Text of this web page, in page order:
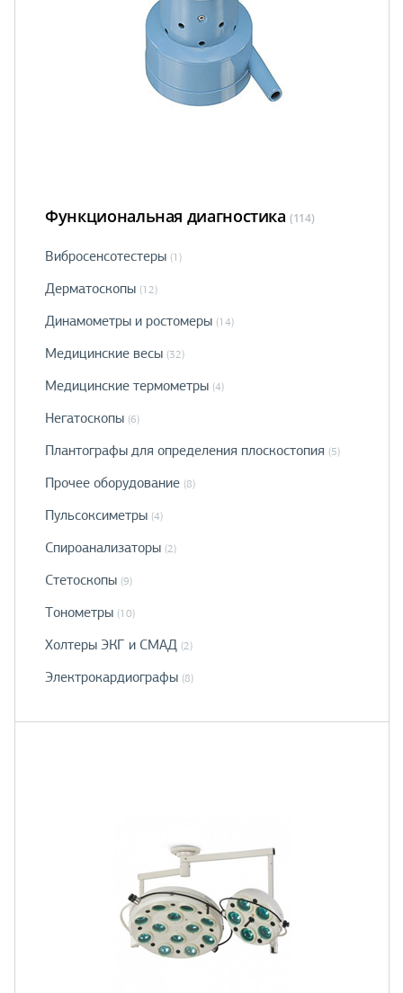
Функциональная диагностика (114)
Вибросенсотестеры (1)
Дерматоскопы (12)
Динамометры и ростомеры (14)
Медицинские весы (32)
Медицинские термометры (4)
Негатоскопы (6)
Плантографы для определения плоскостопия (5)
Прочее оборудование (8)
Пульсоксиметры (4)
Спироанализаторы (2)
Стетоскопы (9)
Тонометры (10)
Холтеры ЭКГ и СМАД (2)
Электрокардиографы (8)